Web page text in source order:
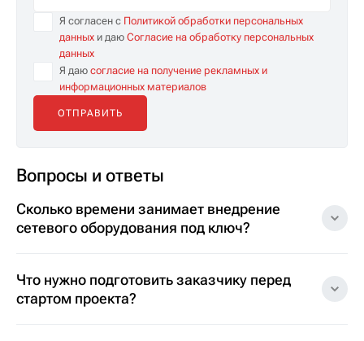
Я согласен с Политикой обработки персональных
данных и даю Согласие на обработку персональных
данных
Я даю согласие на получение рекламных и
информационных материалов
Вопросы и ответы
Сколько времени занимает внедрение
сетевого оборудования под ключ?
Что нужно подготовить заказчику перед
стартом проекта?